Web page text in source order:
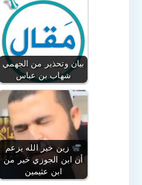
بيان وتحذير من الجهمي
شهاب بن عباس
زين خير الله يزعم
أن ابن الجوزي خير من
ابن عثيمين